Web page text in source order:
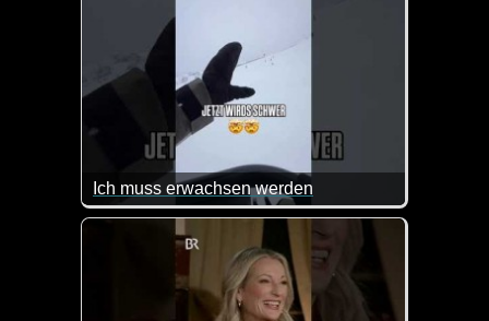
Ich muss erwachsen werden
Man muss sich nur zu beschäftigen wissen :-)